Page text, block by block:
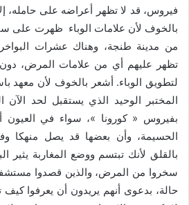
بالخوف لأن علامات الوباء ظهرت على
من مدينة طنجة، وهناك عشرات
تظهر عليهم أي من علامات المرض،
لتطويق الوباء. أشعر بالخوف لأن معهد
المختبر الوحيد الذي يستقبل لحد الآن
بفيروس « كورونا »، سواء في العيون
الحسيمة، وأن بعضها قد يصل منهكا
بالقلق لأنك تبتسم ووضع المغاربة يثير
سخروا من المرض، والذين قصدوا
حالة، بدعوى أنهم يريدون أن يعرفوا